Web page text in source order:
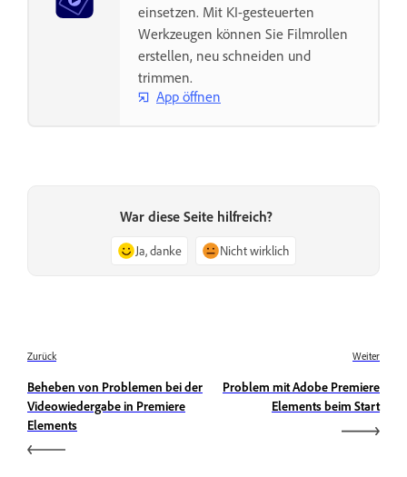
einsetzen. Mit KI-gesteuerten
Werkzeugen können Sie Filmrollen
erstellen, neu schneiden und
trimmen.
App öffnen
War diese Seite hilfreich?
Ja, danke Nicht wirklich
Zurück
Beheben von Problemen bei der
Videowiedergabe in Premiere
Elements
Weiter
Problem mit Adobe Premiere
Elements beim Start